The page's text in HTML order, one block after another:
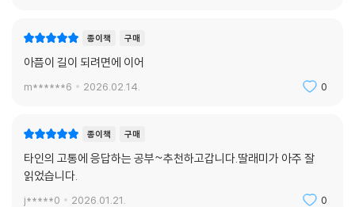
종이책 구매
아픔이 길이 되려면에 이어
m******6 2026.02.14. 0
종이책 구매
타인의 고통에 응답하는 공부~추천하고갑니다.딸래미가 아주 잘
읽었습니다.
j*****0 2026.01.21. 0